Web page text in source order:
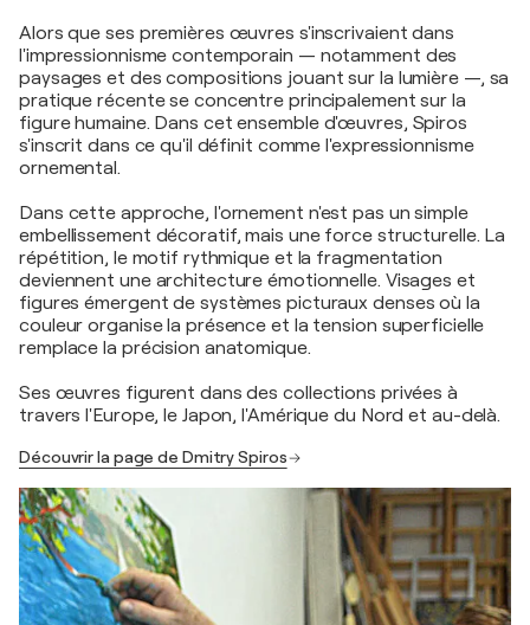
Alors que ses premières œuvres s'inscrivaient dans
l'impressionnisme contemporain — notamment des
paysages et des compositions jouant sur la lumière —, sa
pratique récente se concentre principalement sur la
figure humaine. Dans cet ensemble d'œuvres, Spiros
s'inscrit dans ce qu'il définit comme l'expressionnisme
ornemental.
Dans cette approche, l'ornement n'est pas un simple
embellissement décoratif, mais une force structurelle. La
répétition, le motif rythmique et la fragmentation
deviennent une architecture émotionnelle. Visages et
figures émergent de systèmes picturaux denses où la
couleur organise la présence et la tension superficielle
remplace la précision anatomique.
Ses œuvres figurent dans des collections privées à
travers l'Europe, le Japon, l'Amérique du Nord et au-delà.
Découvrir la page de Dmitry Spiros